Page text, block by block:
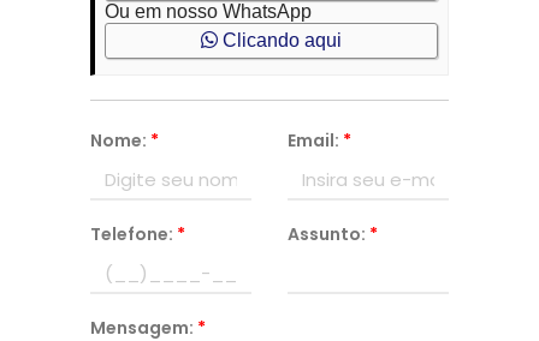
Ou em nosso WhatsApp
Clicando aqui
Nome: * Email: *
Telefone: * Assunto: *
Mensagem: *